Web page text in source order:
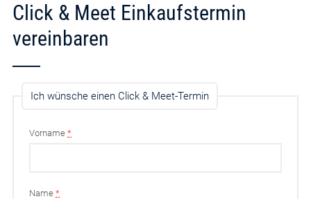
Click & Meet Einkaufstermin
vereinbaren
Ich wünsche einen Click & Meet-Termin
Vorname*
Name*